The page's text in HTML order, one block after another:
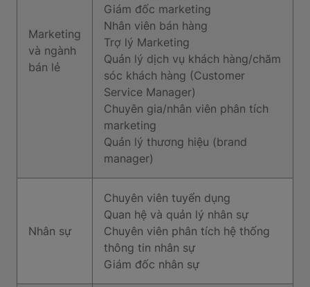
Marketing
và ngành
bán lẻ
Giám đốc marketing
Nhân viên bán hàng
Trợ lý Marketing
Quản lý dịch vụ khách hàng/chăm
sóc khách hàng (Customer
Service Manager)
Chuyên gia/nhân viên phân tích
marketing
Quản lý thương hiệu (brand
manager)
Nhân sự
Chuyên viên tuyển dụng
Quan hệ và quản lý nhân sự
Chuyên viên phân tích hệ thống
thông tin nhân sự
Giám đốc nhân sự